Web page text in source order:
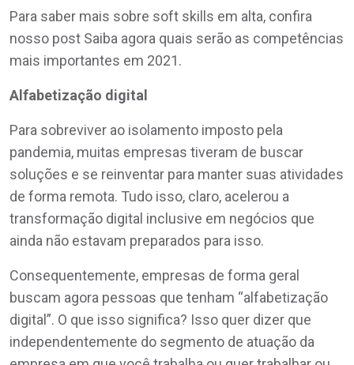
Para saber mais sobre soft skills em alta, confira
nosso post Saiba agora quais serão as competências
mais importantes em 2021.
Alfabetização digital
Para sobreviver ao isolamento imposto pela
pandemia, muitas empresas tiveram de buscar
soluções e se reinventar para manter suas atividades
de forma remota. Tudo isso, claro, acelerou a
transformação digital inclusive em negócios que
ainda não estavam preparados para isso.
Consequentemente, empresas de forma geral
buscam agora pessoas que tenham “alfabetização
digital”. O que isso significa? Isso quer dizer que
independentemente do segmento de atuação da